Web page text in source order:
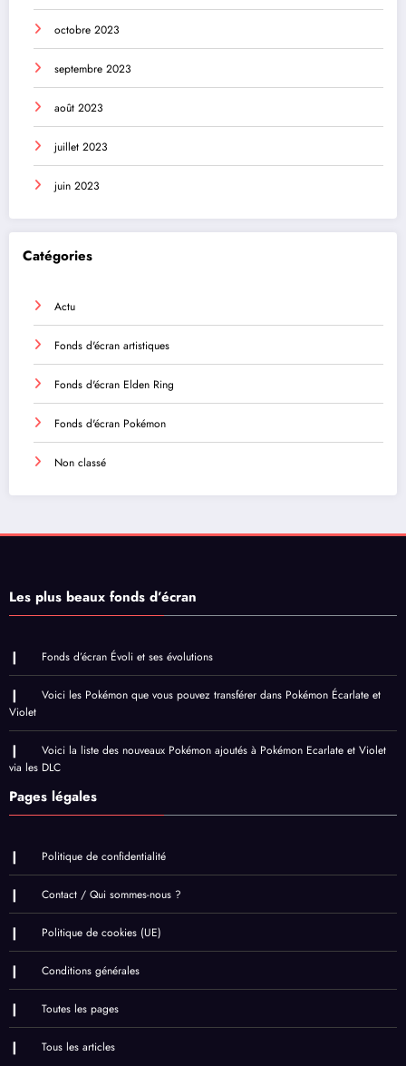
octobre 2023
septembre 2023
août 2023
juillet 2023
juin 2023
Catégories
Actu
Fonds d'écran artistiques
Fonds d'écran Elden Ring
Fonds d'écran Pokémon
Non classé
Les plus beaux fonds d’écran
Fonds d’écran Évoli et ses évolutions
Voici les Pokémon que vous pouvez transférer dans Pokémon Écarlate et
Violet
Voici la liste des nouveaux Pokémon ajoutés à Pokémon Ecarlate et Violet
via les DLC
Pages légales
Politique de confidentialité
Contact / Qui sommes-nous ?
Politique de cookies (UE)
Conditions générales
Toutes les pages
Tous les articles